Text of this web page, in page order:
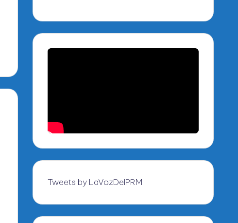
Tweets by LaVozDelPRM